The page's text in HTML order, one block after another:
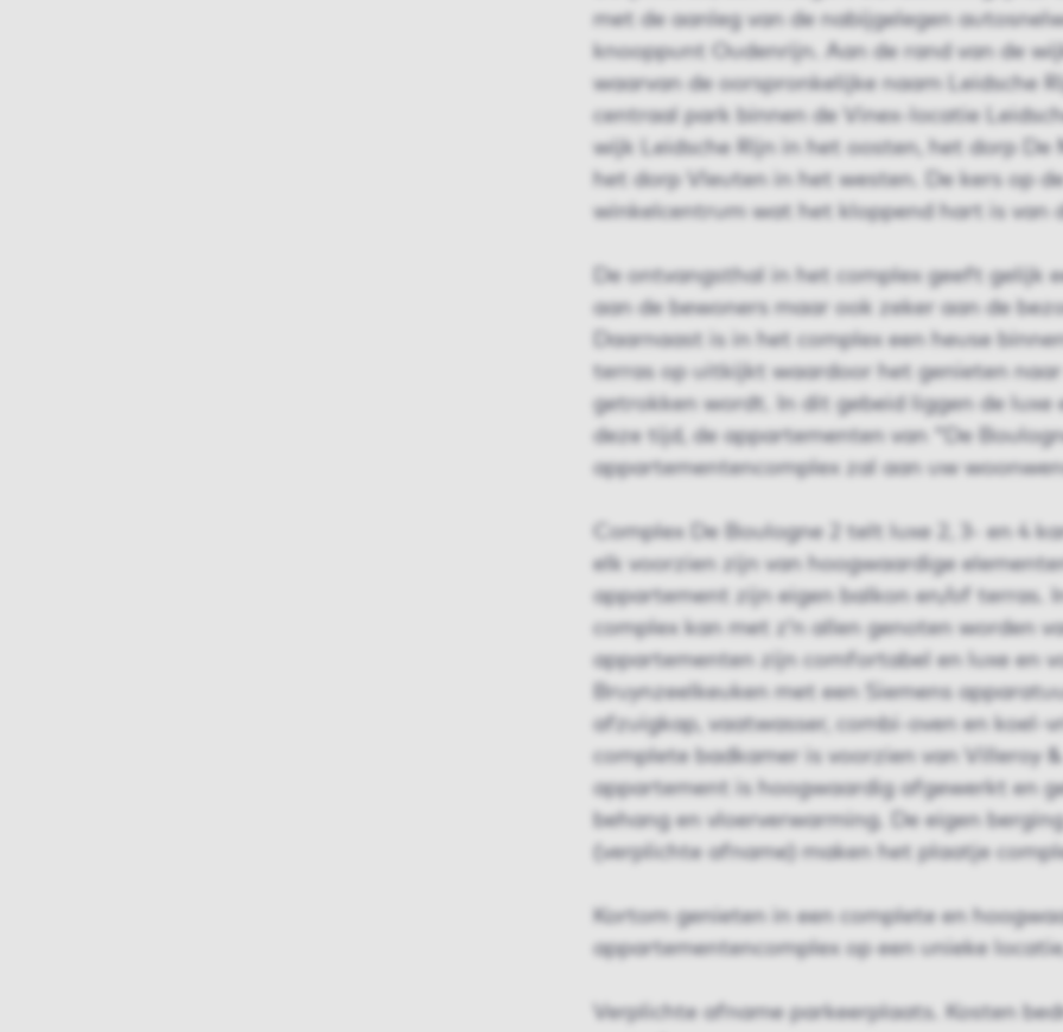
met de aanleg van de nabijgelegen
knooppunt Oudenrijn. Aan de rand van de
waarvan de oorspronkelijke naam Leidsche
centraal park binnen de Vinex-locatie
wijk Leidsche Rijn in het oosten, het dorp De
het dorp Vleuten in het westen. De kers op
winkelcentrum wat het kloppend hart is van
De ontvangsthal in het complex geeft gelijk
aan de bewoners maar ook zeker aan de
Daarnaast is in het complex een heuse
terras op uitkijkt waardoor het genieten naar
getrokken wordt. In dit gebeid liggen de luxe
deze tijd, de appartementen van "De
appartementencomplex zal aan uw
Complex De Boulogne 2 telt luxe 2, 3- en 4
elk voorzien zijn van hoogwaardige
appartement zijn eigen balkon en/of terras.
complex kan met z’n allen genoten worden
appartementen zijn comfortabel en luxe en
Bruynzeelkeuken met een Siemens
afzuigkap, vaatwasser, combi-oven en koel-
complete badkamer is voorzien van Villeroy
appartement is hoogwaardig afgewerkt en
behang en vloerverwarming. De eigen
(verplichte afname) maken het plaatje
Kortom genieten in een complete en
appartementencomplex op een unieke
Verplichte afname parkeerplaats. Kosten